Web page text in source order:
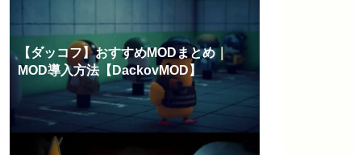
【ダッコフ】おすすめMODまとめ｜
MOD導入方法【DackovMOD】